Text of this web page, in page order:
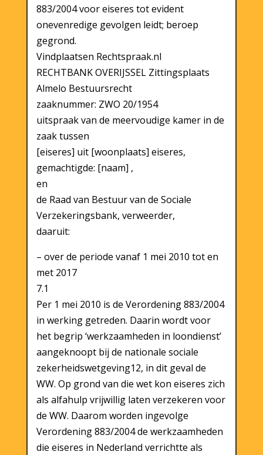
883/2004 voor eiseres tot evident
onevenredige gevolgen leidt; beroep
gegrond.
Vindplaatsen Rechtspraak.nl
RECHTBANK OVERIJSSEL Zittingsplaats
Almelo Bestuursrecht
zaaknummer: ZWO 20/1954
uitspraak van de meervoudige kamer in de
zaak tussen
[eiseres] uit [woonplaats] eiseres,
gemachtigde: [naam] ,
en
de Raad van Bestuur van de Sociale
Verzekeringsbank, verweerder,
daaruit:
– over de periode vanaf 1 mei 2010 tot en
met 2017
7.1
Per 1 mei 2010 is de Verordening 883/2004
in werking getreden. Daarin wordt voor
het begrip ‘werkzaamheden in loondienst’
aangeknoopt bij de nationale sociale
zekerheidswetgeving12, in dit geval de
WW. Op grond van die wet kon eiseres zich
als alfahulp vrijwillig laten verzekeren voor
de WW. Daarom worden ingevolge
Verordening 883/2004 de werkzaamheden
die eiseres in Nederland verrichtte als